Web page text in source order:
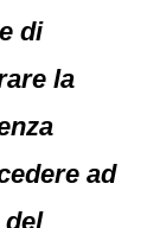
di
la
ad
del